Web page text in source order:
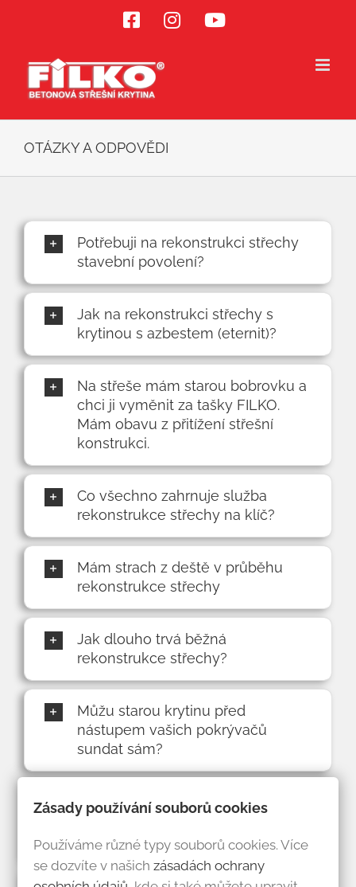
FacebookInstagramYouTube
OTÁZKY A ODPOVĚDI
Potřebuji na rekonstrukci střechy
stavební povolení?
Jak na rekonstrukci střechy s
krytinou s azbestem (eternit)?
Na střeše mám starou bobrovku a
chci ji vyměnit za tašky FILKO.
Mám obavu z přitížení střešní
konstrukci.
Co všechno zahrnuje služba
rekonstrukce střechy na klíč?
Mám strach z deště v průběhu
rekonstrukce střechy
Jak dlouho trvá běžná
rekonstrukce střechy?
Můžu starou krytinu před
nástupem vašich pokrývačů
sundat sám?
Můj pokrývač s taškami FILKO
nikdy nepracoval, kde zjistí
potřebné informace?
Zásady používání souborů cookies
Používáme různé typy souborů cookies. Více
se dozvíte v našichzásadách ochrany